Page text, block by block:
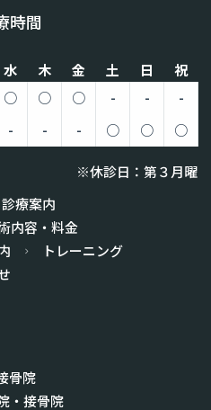
時間
水 木 金 土 日
祝
○ ○ ○ - -
-
- - - ○ ○ ○
※休診日：第３月曜
診療案内
内容・料金
トレーニング
骨院
・接骨院